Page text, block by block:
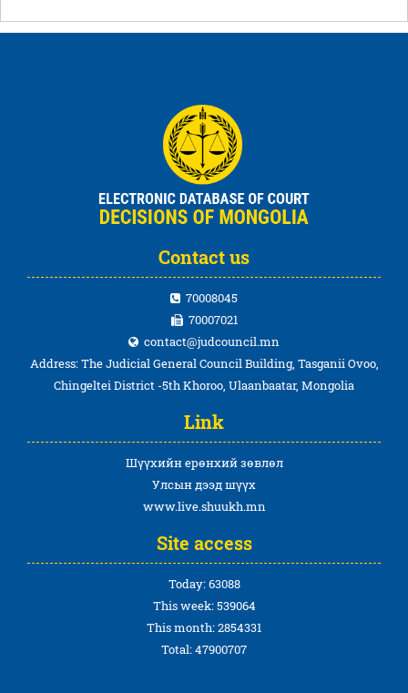
Contact us
70008045
70007021
contact@judcouncil.mn
Address: The Judicial General Council Building, Tasganii Ovoo,
Chingeltei District -5th Khoroo, Ulaanbaatar, Mongolia
Link
Шүүхийн ерөнхий зөвлөл
Улсын дээд шүүх
www.live.shuukh.mn
Site access
Today: 63088
This week: 539064
This month: 2854331
Total: 47900707